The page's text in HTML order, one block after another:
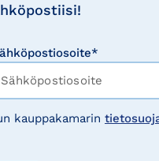
kauppakamarin